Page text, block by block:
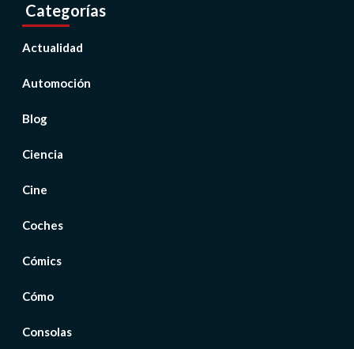
Categorías
Actualidad
Automoción
Blog
Ciencia
Cine
Coches
Cómics
Cómo
Consolas